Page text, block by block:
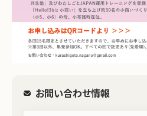
お問い合わせ情報